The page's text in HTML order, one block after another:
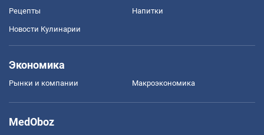
Рецепты Напитки
Новости Кулинарии
Экономика
Рынки и компании Mакроэкономика
MedOboz